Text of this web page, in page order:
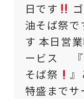
日です
油そば祭で
す 本日営
ービス 『
そば祭
』
特盛まで